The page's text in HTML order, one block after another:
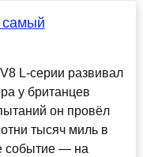
самый
L-серии развивал
у британцев
он провёл
тысяч миль в
событие ― на